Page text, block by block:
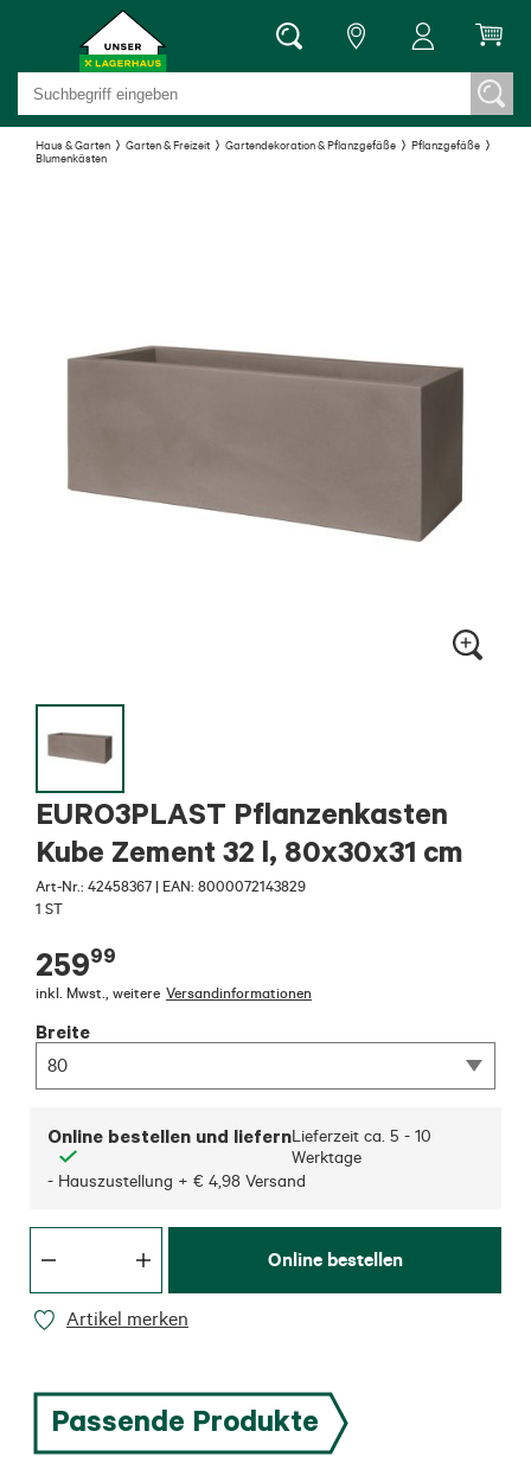
Haus & Garten Garten & Freizeit Gartendekoration & Pflanzgefäße
Pflanzgefäße
Blumenkästen
EURO3PLAST Pflanzenkasten
Kube Zement 32 l, 80x30x31 cm
Art-Nr.: 42458367 | EAN: 8000072143829
1 ST
25999
inkl. Mwst. weitere Versandinformationen
Breite
80
Online bestellen und liefernLieferzeit ca. 5 - 10
Werktage
- Hauszustellung + € 4,98 Versand
Online bestellen
Artikel merken
Passende Produkte